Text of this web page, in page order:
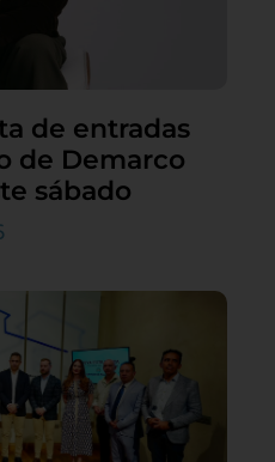
de entradas
de Demarco
sábado